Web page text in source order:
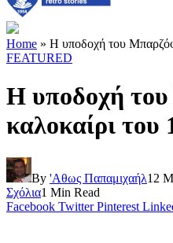
Home » Η υποδοχή του
FEATURED
Η υποδοχή
καλοκαίρι του
By 'Αθως Παπαμιχαήλ12
Σχόλια1 Min Read
Facebook Twitter Pinterest